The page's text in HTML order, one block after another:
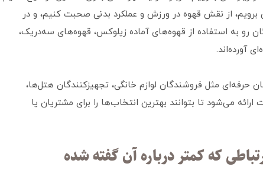
برویم، از نقش قهوه در ورزش و عملکرد بدنی صحبت کنیم، و در
رو به استفاده از قهوه‌های آماده زیلوکس، قهوه‌های سه‌در‌یک،
آورده‌اند.
حرفه‌ای مثل فروشندگان لوازم خانگی، تجهیزکنندگان هتل‌ها،
می‌شود تا بتوانند بهترین انتخاب‌ها را برای مشتریان یا
که کمتر درباره آن گفته شده